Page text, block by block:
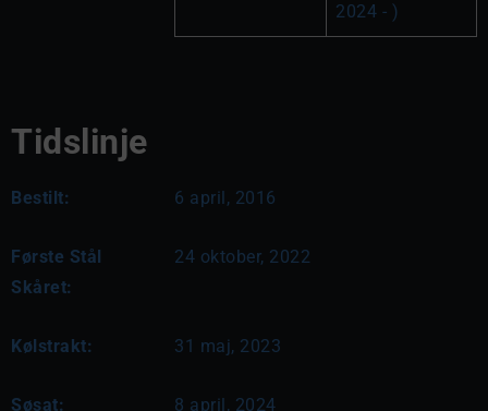
2024 - )
Tidslinje
Bestilt: 6 april, 2016
Første Stål
Skåret:
24 oktober, 2022
Kølstrakt: 31 maj, 2023
Søsat: 8 april, 2024